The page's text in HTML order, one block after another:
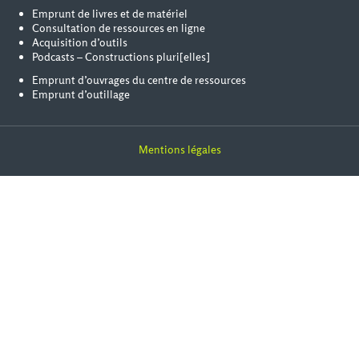
Emprunt de livres et de matériel
Consultation de ressources en ligne
Acquisition d’outils
Podcasts – Constructions pluri[elles]
Emprunt d’ouvrages du centre de ressources
Emprunt d’outillage
Mentions légales